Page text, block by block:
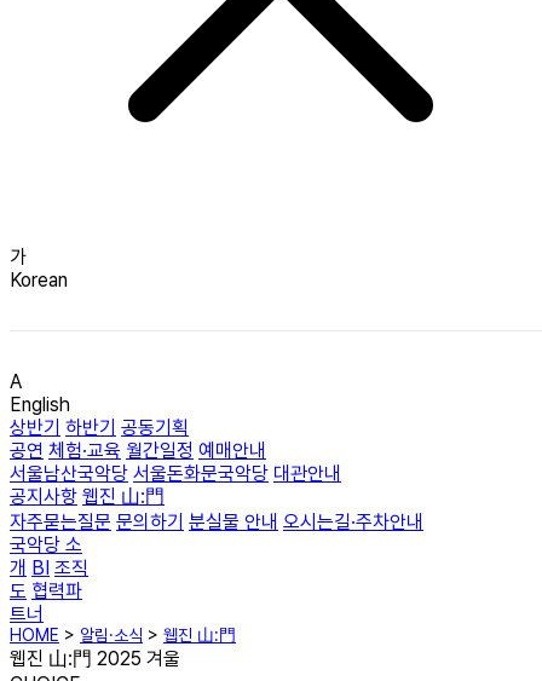
가
Korean
A
English
상반기 하반기 공동기획
공연 체험·교육 월간일정 예매안내
서울남산국악당 서울돈화문국악당 대관안내
공지사항 웹진 山:門
자주묻는질문 문의하기 분실물 안내 오시는길·주차안내
국악당 소
개 BI 조직
도 협력파
트너
HOME > 알림·소식 > 웹진 山:門
웹진 山:門 2025 겨울